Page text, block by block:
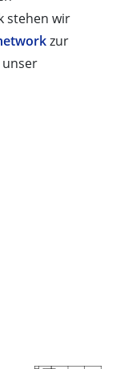
stehen wir
zur
unser